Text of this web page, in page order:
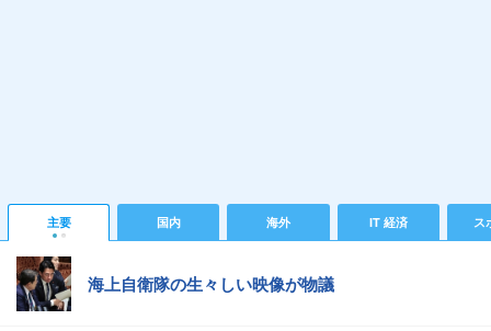
主要 国内 海外 IT 経済 ス
海上自衛隊の生々しい映像が物議